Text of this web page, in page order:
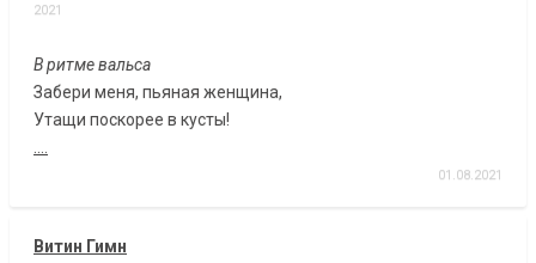
2021
В ритме вальса
Забери меня, пьяная женщина,
Утащи поскорее в кусты!
01.08.2021
Витин Гимн